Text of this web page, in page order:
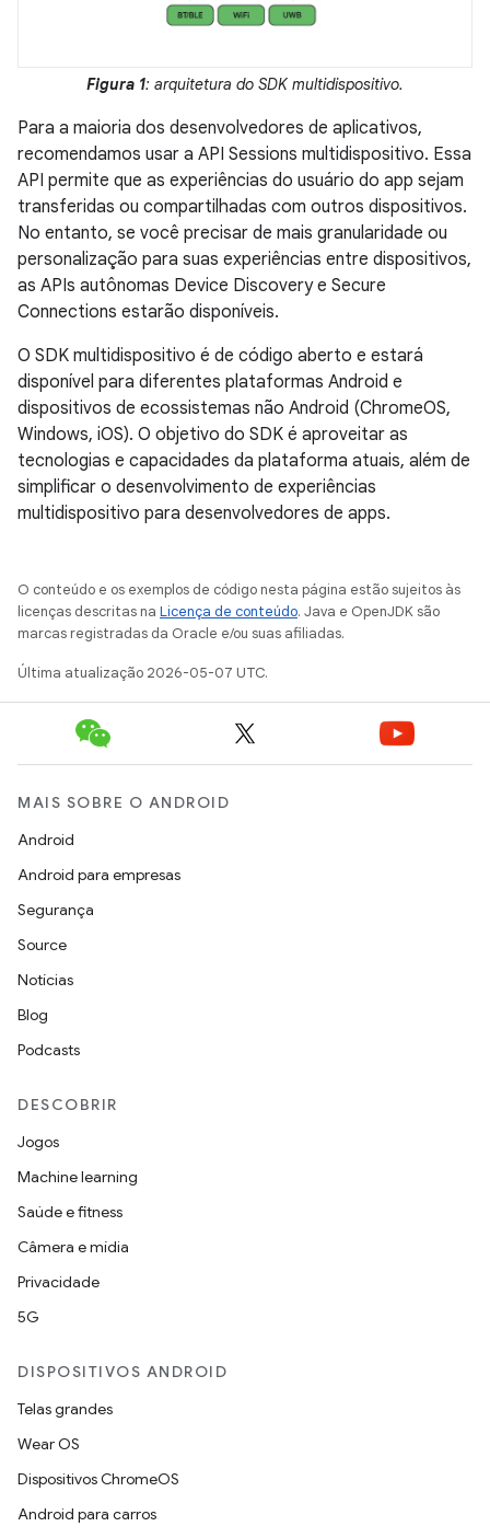
Figura 1: arquitetura do SDK multidispositivo.
Para a maioria dos desenvolvedores de aplicativos,
recomendamos usar a API Sessions multidispositivo. Essa
API permite que as experiências do usuário do app sejam
transferidas ou compartilhadas com outros dispositivos.
No entanto, se você precisar de mais granularidade ou
personalização para suas experiências entre dispositivos,
as APIs autônomas Device Discovery e Secure
Connections estarão disponíveis.
O SDK multidispositivo é de código aberto e estará
disponível para diferentes plataformas Android e
dispositivos de ecossistemas não Android (ChromeOS,
Windows, iOS). O objetivo do SDK é aproveitar as
tecnologias e capacidades da plataforma atuais, além de
simplificar o desenvolvimento de experiências
multidispositivo para desenvolvedores de apps.
O conteúdo e os exemplos de código nesta página estão sujeitos às
licenças descritas na Licença de conteúdo. Java e OpenJDK são
marcas registradas da Oracle e/ou suas afiliadas.
Última atualização 2026-05-07 UTC.
MAIS SOBRE O ANDROID
Android
Android para empresas
Segurança
Source
Notícias
Blog
Podcasts
DESCOBRIR
Jogos
Machine learning
Saúde e fitness
Câmera e mídia
Privacidade
5G
DISPOSITIVOS ANDROID
Telas grandes
Wear OS
Dispositivos ChromeOS
Android para carros